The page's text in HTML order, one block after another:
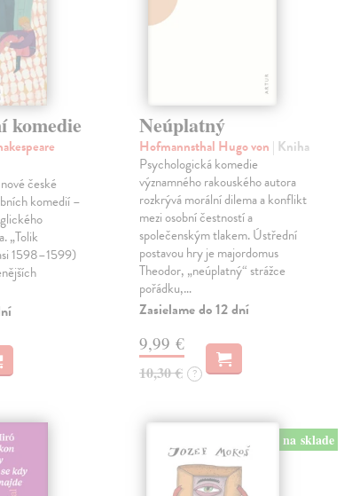
komedie
české
komedií –
„Tolik
1598–1599)
Neúplatný
Hofmannsthal Hugo von | Kniha
Psychologická komedie
významného rakouského autora
rozkrývá morální dilema a konflikt
mezi osobní čestností a
společenským tlakem. Ústřední
postavou hry je majordomus
Theodor, „neúplatný“ strážce
pořádku,…
Zasielame do 12 dní
9,99 €
10,30 € ?
na sklade